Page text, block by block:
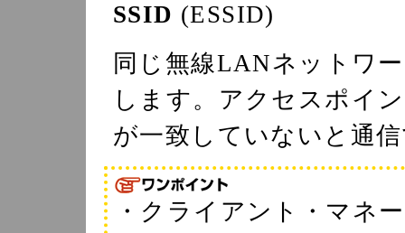
SSID (ESSID)
同じ無線LANネットワ
します。アクセスポイ
が一致していないと通
・クライアント・マネ